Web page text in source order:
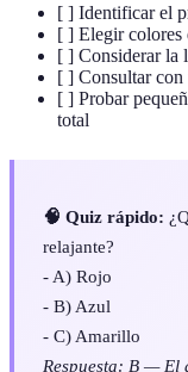
[ ] Identificar el
[ ] Elegir colores
[ ] Considerar la
[ ] Consultar con
[ ] Probar
total
🧠 Quiz rápido:
relajante?
- A) Rojo
- B) Azul
- C) Amarillo
Respuesta: B — El